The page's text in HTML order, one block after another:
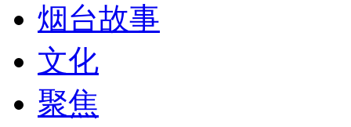
烟台故事
文化
聚焦